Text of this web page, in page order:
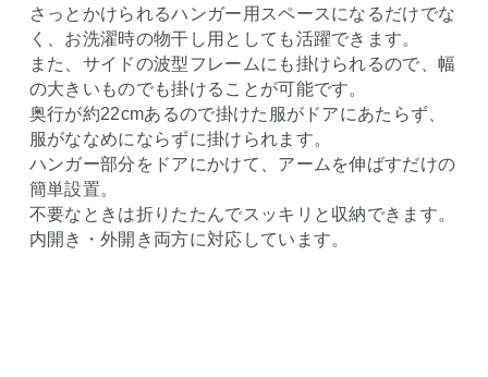
さっとかけられるハンガー用スペースになるだけでな
く、お洗濯時の物干し用としても活躍できます。
また、サイドの波型フレームにも掛けられるので、幅
の大きいものでも掛けることが可能です。
奥行が約22cmあるので掛けた服がドアにあたらず、
服がななめにならずに掛けられます。
ハンガー部分をドアにかけて、アームを伸ばすだけの
簡単設置。
不要なときは折りたたんでスッキリと収納できます。
内開き・外開き両方に対応しています。